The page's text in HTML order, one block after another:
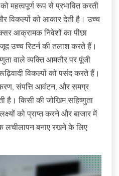
को महत्वपूर्ण रूप से प्रभावित करती
विकल्पों को आकार देती है। उच्च
आक्रामक निवेशों का पीछा
उच्च रिटर्न की तलाश करते हैं।
वाले व्यक्ति आमतौर पर पूंजी
विकल्पों को पसंद करते हैं।
संपत्ति आवंटन, और समग्र
है। किसी की जोखिम सहिष्णुता
को प्राप्त करने और बाजार में
लचीलापन बनाए रखने के लिए